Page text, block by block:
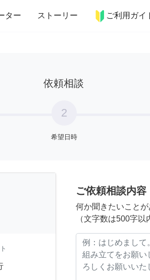
ター ストーリー ご利用ガイ
趣味・習い事 ペット 料理
依頼相談
2
希望日時
ご依頼相談内容
何か聞きたいこと
（文字数は500字以